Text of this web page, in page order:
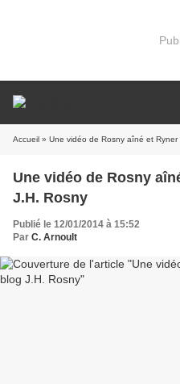
Accueil » Une vidéo de Rosny aîné et Ryner
Une vidéo de Rosny
J.H. Rosny
Publié le 12/01/2014 à 15:52
Par C. Arnoult